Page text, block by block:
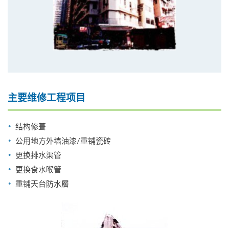
主要维修工程项目
结构修葺
公用地方外墙油漆/重铺瓷砖
更换排水渠管
更换食水喉管
重铺天台防水層